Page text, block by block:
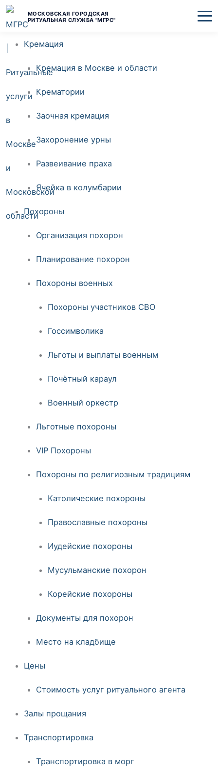
Перейти
к
МОСКОВСКАЯ ГОРОДСКАЯ
РИТУАЛЬНАЯ СЛУЖБА "МГРС"
Кремация
Кремация в Москве и области
Крематории
Заочная кремация
Захоронение урны
Развеивание праха
Ячейка в колумбарии
Похороны
Организация похорон
Планирование похорон
Похороны военных
Похороны участников СВО
Госсимволика
Льготы и выплаты военным
Почётный караул
Военный оркестр
Льготные похороны
VIP Похороны
Похороны по религиозным традициям
Католические похороны
Православные похороны
Иудейские похороны
Мусульманские похорон
Корейские похороны
Документы для похорон
Место на кладбище
Цены
Стоимость услуг ритуального агента
Залы прощания
Транспортировка
Транспортировка в морг